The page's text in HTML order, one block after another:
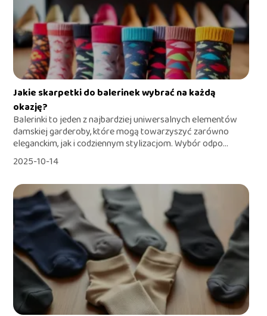
Jakie skarpetki do balerinek wybrać na każdą
okazję?
Balerinki to jeden z najbardziej uniwersalnych elementów
damskiej garderoby, które mogą towarzyszyć zarówno
eleganckim, jak i codziennym stylizacjom. Wybór odpo...
2025-10-14